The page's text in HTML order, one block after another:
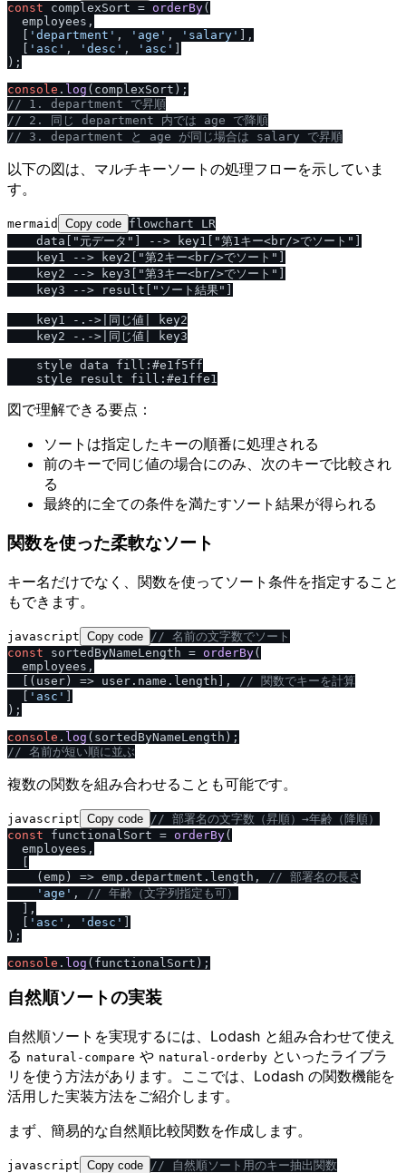
const complexSort = orderBy(
  employees,
'department' , 'age' , 'salary'
],
'asc' , 'desc' , 'asc'
);
console . log
// 1. department で昇順
// 2. 同じ department 内では age で降順
// 3. department と age が同じ場合は salary で昇順
以下の図は、マルチキーソートの処理フローを示していま
す。
mermaid Copy code flowchart LR
    data["元データ"] --> key1["第1キー<br/>でソート"]
    key1 --> key2["第2キー<br/>でソート"]
    key2 --> key3["第3キー<br/>でソート"]
    key3 --> result["ソート結果"]
    key1 -.->|同じ値| key2
    key2 -.->|同じ値| key3
    style data fill:#e1f5ff
図で理解できる要点：
ソートは指定したキーの順番に処理される
前のキーで同じ値の場合にのみ、次のキーで比較され
る
最終的に全ての条件を満たすソート結果が得られる
関数を使った柔軟なソート
キー名だけでなく、関数を使ってソート条件を指定すること
もできます。
javascript Copy code / / 名前の文字数でソート
const sortedByNameLength = orderBy(
  employees,
  [
( user) => user. name . length ], / / 関数でキーを計算
  [
'asc' ]
);
console . log
/ / 名前が短い順に並ぶ
複数の関数を組み合わせることも可能です。
javascript Copy code / / 部署名の文字数（昇順）→年齢（降順）
const functionalSort = orderBy(
  employees,
  [
(emp ) => emp. department . length , / / 部署名の長さ
'age' , / / 年齢（文字列指定も可）
  ],
  [
'asc' , 'desc' ]
);
console . log
自然順ソートの実装
自然順ソートを実現するには、Lodash と組み合わせて使え
る natural-compare や natural-orderby といったライブラ
リを使う方法があります。ここでは、Lodash の関数機能を
活用した実装方法をご紹介します。
まず、簡易的な自然順比較関数を作成します。
javascript Copy code / / 自然順ソート用のキー抽出関数